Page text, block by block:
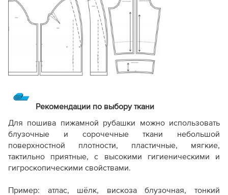
Рекомендации по выбору ткани
Для пошива пижамной рубашки можно использовать
блузочные и сорочечные ткани небольшой
поверхностной плотности, пластичные, мягкие,
тактильно приятные, с высокими гигиеническими и
гигроскопическими свойствами.
Пример: атлас, шёлк, вискоза блузочная, тонкий